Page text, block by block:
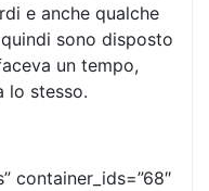
e anche qualche
sono disposto
un tempo,
lo stesso.
container_ids=”68″